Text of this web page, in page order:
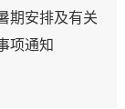
期安排及有关
项通知